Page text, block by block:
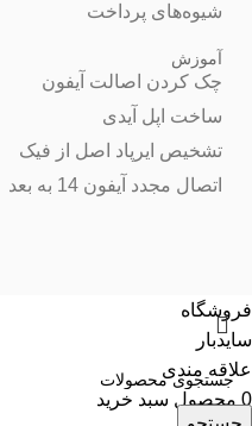
شیوه‌های پرداخت
آموزش
چک کردن اصالت آیفون
ساخت اپل آیدی
تشخیص ایرپاد اصل از فیک
اتصال مجدد آیفون 14 به بعد
فروشگاه
سایدبار
علاقه مندی
0 محصول سبد خرید